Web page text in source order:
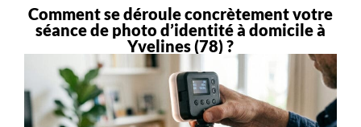
Comment se déroule concrètement votre
séance de photo d’identité à domicile à
Yvelines (78) ?